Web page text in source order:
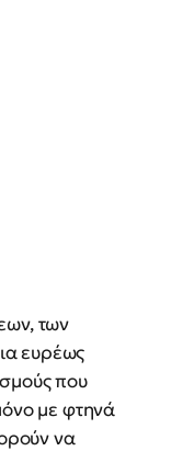
των
ευρέως
που
με φτηνά
να